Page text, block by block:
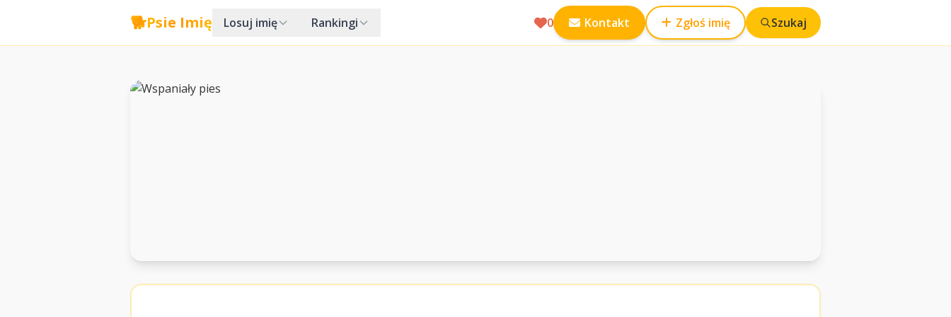
🐕Psie Imię Losuj imię Rankingi 0 Kontakt Zgłoś imię Szukaj